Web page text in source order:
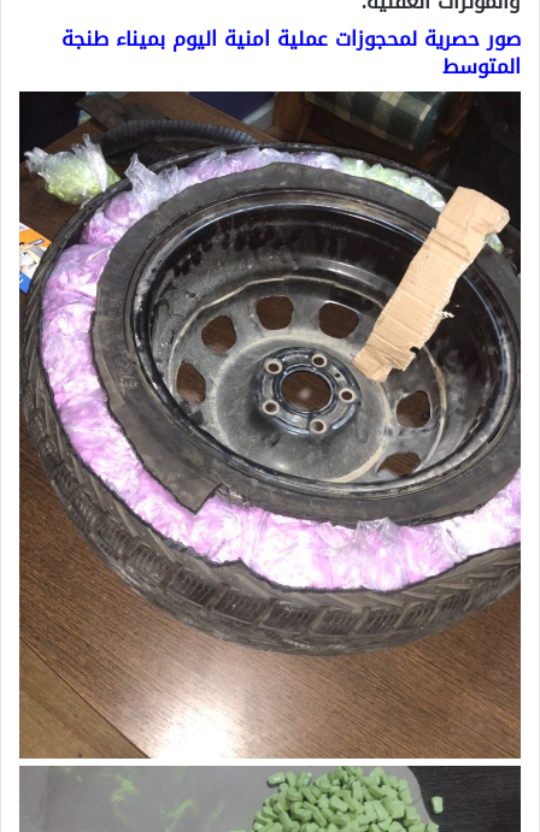
صور حصرية لمحجوزات عملية امنية اليوم بميناء طنجة
المتوسط